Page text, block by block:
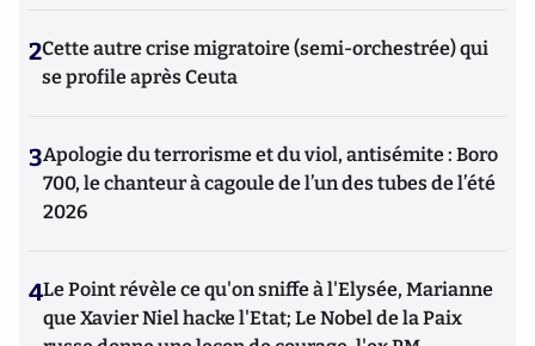
2Cette autre crise migratoire (semi-orchestrée) qui
se profile après Ceuta
3Apologie du terrorisme et du viol, antisémite : Boro
700, le chanteur à cagoule de l’un des tubes de l’été
2026
4Le Point révèle ce qu'on sniffe à l'Elysée, Marianne
que Xavier Niel hacke l'Etat; Le Nobel de la Paix